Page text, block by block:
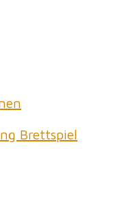
Brettspiel